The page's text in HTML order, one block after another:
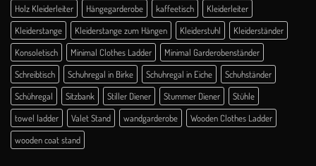
Holz Kleiderleiter
Hängegarderobe kaffeetisch
Kleiderleiter
Kleiderstange
Kleiderstange zum Hängen Kleiderstuhl
Kleiderständer
Konsoletisch
Minimal Clothes Ladder
Minimal Garderobenständer
Schreibtisch
Schuhregal in Birke Schuhregal in Eiche
Schuhständer
Schühregal
Sitzbank Stiller Diener Stummer Diener
Stühle
towel ladder
Valet Stand wandgarderobe
Wooden Clothes Ladder
wooden coat stand